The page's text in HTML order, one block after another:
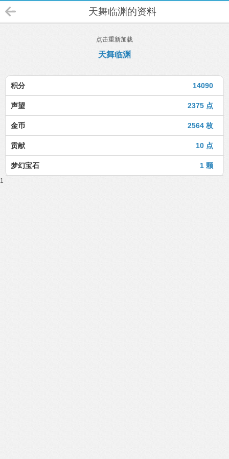
天舞临渊的资料
点击重新加载
天舞临渊
14090
积分
2375 点
声望
2564 枚
金币
10 点
贡献
1 颗
梦幻宝石
1